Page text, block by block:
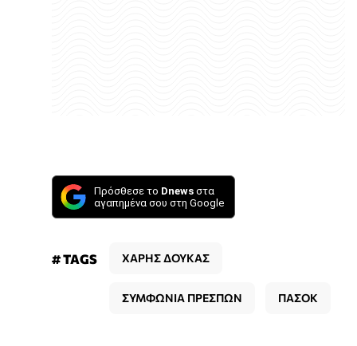
Πρόσθεσε το Dnews στα
αγαπημένα σου στη Google
# TAGS ΧΑΡΗΣ ΔΟΥΚΑΣ
ΣΥΜΦΩΝΙΑ ΠΡΕΣΠΩΝ ΠΑΣΟΚ